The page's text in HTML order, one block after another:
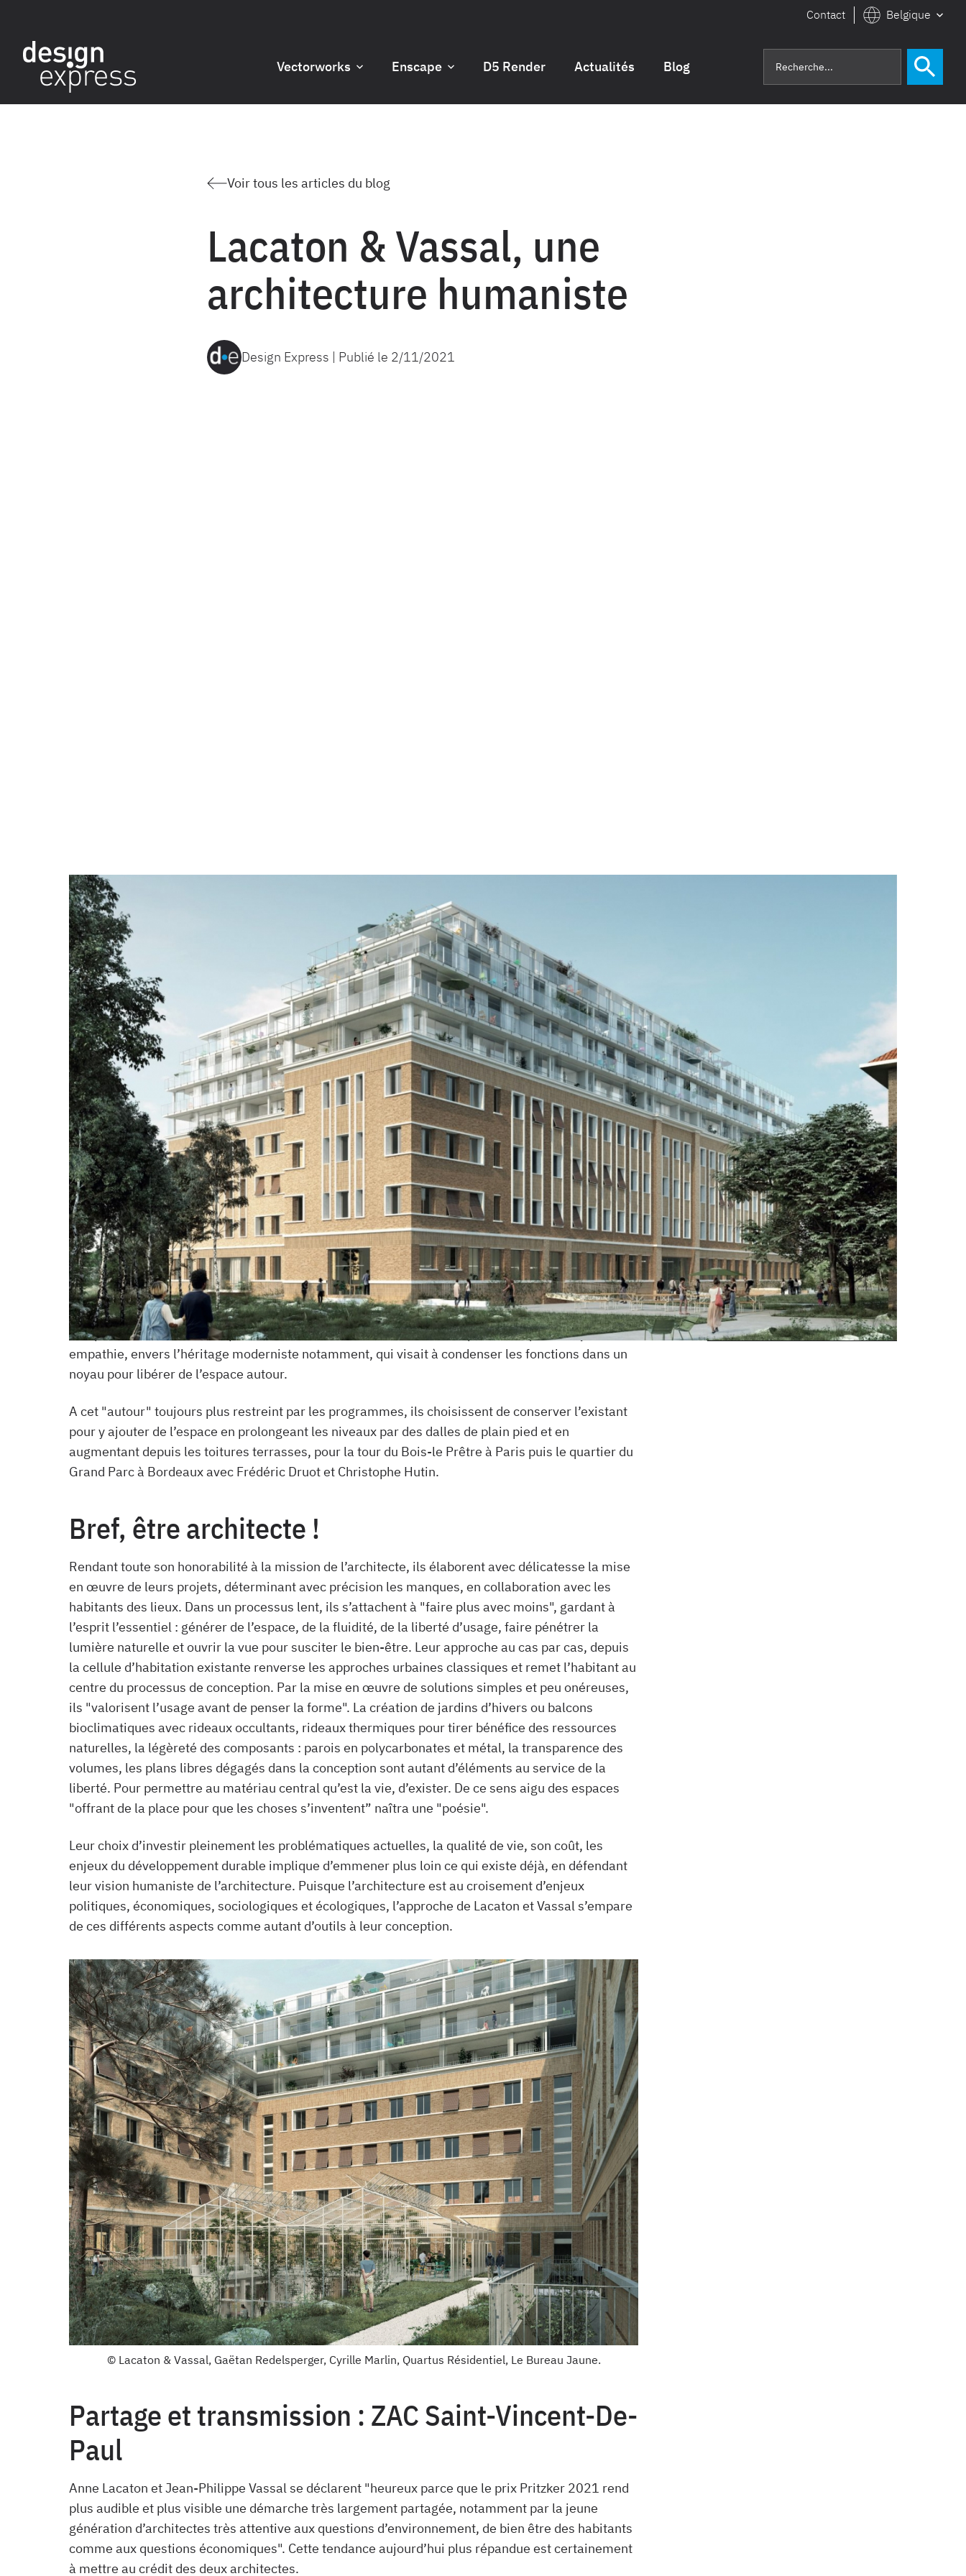
Contact Belgique
Vectorworks Enscape D5 Render Actualités Blog
Voir tous les articles du blog
Lacaton & Vassal, une
architecture humaniste
Design Express | Publié le 2/11/2021
Vectorworks compte déjà parmi ses utilisateurs de nombreux lauréats dela Biennale
un certain nombre du prestigieux
prix Pritzker. Cette année, c'est au tour du célèbre duo
d’architectesLacaton & Vassal
de recevoir la récompense, après avoir remporté le prix européen
Mies Van der Rohe deux ans auparavant. Découvrez ici leur vision humaniste de l'architecture, et
les raisons de leur mise à l’honneur.
État des lieux d’une démarche engagée
Au moment où l’espace public est vidé, la question du mal logement pour le plus grand nombre est
renforcée par la crise sanitaire mondiale. Cette consécration internationale, déclare le jury,
souligne "la nécessité de créer un sentiment de collectivité, l’architecture prêtant sa capacité à
construire une communauté comme l’ont toujours compris Anne Lacaton et Jean-Philippe Vassal."
La démarche des deux architectes français propose une vision résolument positive : faire avec ce
qui existe et le transformer, pour le porter vers de meilleures conditions : "Le merveilleux, c’est
que l’on trouve toujours une solution".
Partant du constat que la ville contemporaine n’est pas une table rase mais un milieu existant
complexe et enchevêtré, le positionnement des architectes sera d’exploiter ce qui est déjà là avec
empathie, envers l’héritage moderniste notamment, qui visait à condenser les fonctions dans un
noyau pour libérer de l’espace autour.
A cet "autour" toujours plus restreint par les programmes, ils choisissent de conserver l’existant
pour y ajouter de l’espace en prolongeant les niveaux par des dalles de plain pied et en
augmentant depuis les toitures terrasses, pour la tour du Bois-le Prêtre à Paris puis le quartier du
Grand Parc à Bordeaux avec Frédéric Druot et Christophe Hutin.
Bref, être architecte !
Rendant toute son honorabilité à la mission de l’architecte, ils élaborent avec délicatesse la mise
en œuvre de leurs projets, déterminant avec précision les manques, en collaboration avec les
habitants des lieux. Dans un processus lent, ils s’attachent à "faire plus avec moins", gardant à
l’esprit l’essentiel : générer de l’espace, de la fluidité, de la liberté d’usage, faire pénétrer la
lumière naturelle et ouvrir la vue pour susciter le bien-être. Leur approche au cas par cas, depuis
la cellule d’habitation existante renverse les approches urbaines classiques et remet l’habitant au
centre du processus de conception. Par la mise en œuvre de solutions simples et peu onéreuses,
ils "valorisent l’usage avant de penser la forme". La création de jardins d’hivers ou balcons
bioclimatiques avec rideaux occultants, rideaux thermiques pour tirer bénéfice des ressources
naturelles, la légèreté des composants : parois en polycarbonates et métal, la transparence des
volumes, les plans libres dégagés dans la conception sont autant d’éléments au service de la
liberté. Pour permettre au matériau central qu’est la vie, d’exister. De ce sens aigu des espaces
"offrant de la place pour que les choses s’inventent” naîtra une "poésie".
Leur choix d’investir pleinement les problématiques actuelles, la qualité de vie, son coût, les
enjeux du développement durable implique d’emmener plus loin ce qui existe déjà, en défendant
leur vision humaniste de l’architecture. Puisque l’architecture est au croisement d’enjeux
politiques, économiques, sociologiques et écologiques, l’approche de Lacaton et Vassal s’empare
de ces différents aspects comme autant d’outils à leur conception.
© Lacaton & Vassal, Gaëtan Redelsperger, Cyrille Marlin, Quartus Résidentiel, Le Bureau Jaune.
Partage et transmission : ZAC Saint-Vincent-De-
Paul
Anne Lacaton et Jean-Philippe Vassal se déclarent "heureux parce que le prix Pritzker 2021 rend
plus audible et plus visible une démarche très largement partagée, notamment par la jeune
génération d’architectes très attentive aux questions d’environnement, de bien être des habitants
comme aux questions économiques". Cette tendance aujourd’hui plus répandue est certainement
à mettre au crédit des deux architectes.
Commencer avec
Vectorworks
Une solution flexible pour
l'ensemble de votre
processus de conception.
Essayez Vectorworks
gratuitement pendant
7 jours.
Essai gratuit